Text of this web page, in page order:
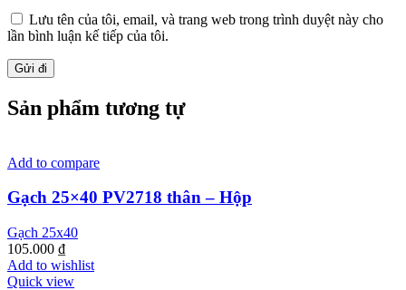
Lưu tên của tôi, email, và trang web trong trình duyệt này cho
lần bình luận kế tiếp của tôi.
Sản phẩm tương tự
Add to compare
Gạch 25×40 PV2718 thân – Hộp
Gạch 25x40
105.000 ₫
Add to wishlist
Quick view